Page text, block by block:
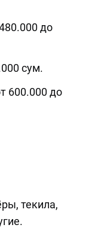
до
сум.
600.000 до
текила,